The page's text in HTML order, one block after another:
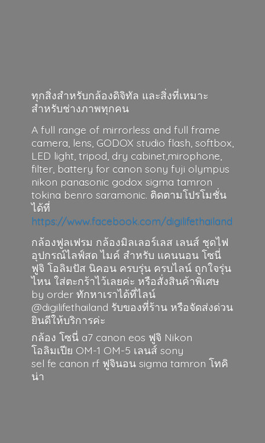
ทุกสิ่งสำหรับกล้องดิจิทัล และสิ่งที่เหมาะ
สำหรับช่างภาพทุกคน
A full range of mirrorless and full frame
camera, lens, GODOX studio flash, softbox,
LED light, tripod, dry cabinet,mirophone,
filter, battery for canon sony fuji olympus
nikon panasonic godox sigma tamron
tokina benro saramonic. ติดตามโปรโมชั่น
ได้ที่
https://www.facebook.com/digilifethailand
กล้องฟูลเฟรม กล้องมิลเลอร์เลส เลนส์ ชุดไฟ
อุปกรณ์ไลฟ์สด ไมค์ สำหรับ แคนนอน โซนี่
ฟูจิ โอลิมปัส นิคอน ครบรุ่น ครบไลน์ ถูกใจรุ่น
ไหน ใส่ตะกร้าไว้เลยค่ะ หรือสั่งสินค้าพิเศษ
by order ทักหาเราได้ที่ไลน์
@digilifethailand รับของที่ร้าน หรือจัดส่งด่วน
ยินดีให้บริการค่ะ
กล้อง โซนี่ a7 canon eos ฟูจิ Nikon
โอลิมเปีย OM-1 OM-5 เลนส์ sony
sel fe canon rf ฟูจินอน sigma tamron โทคิ
น่า